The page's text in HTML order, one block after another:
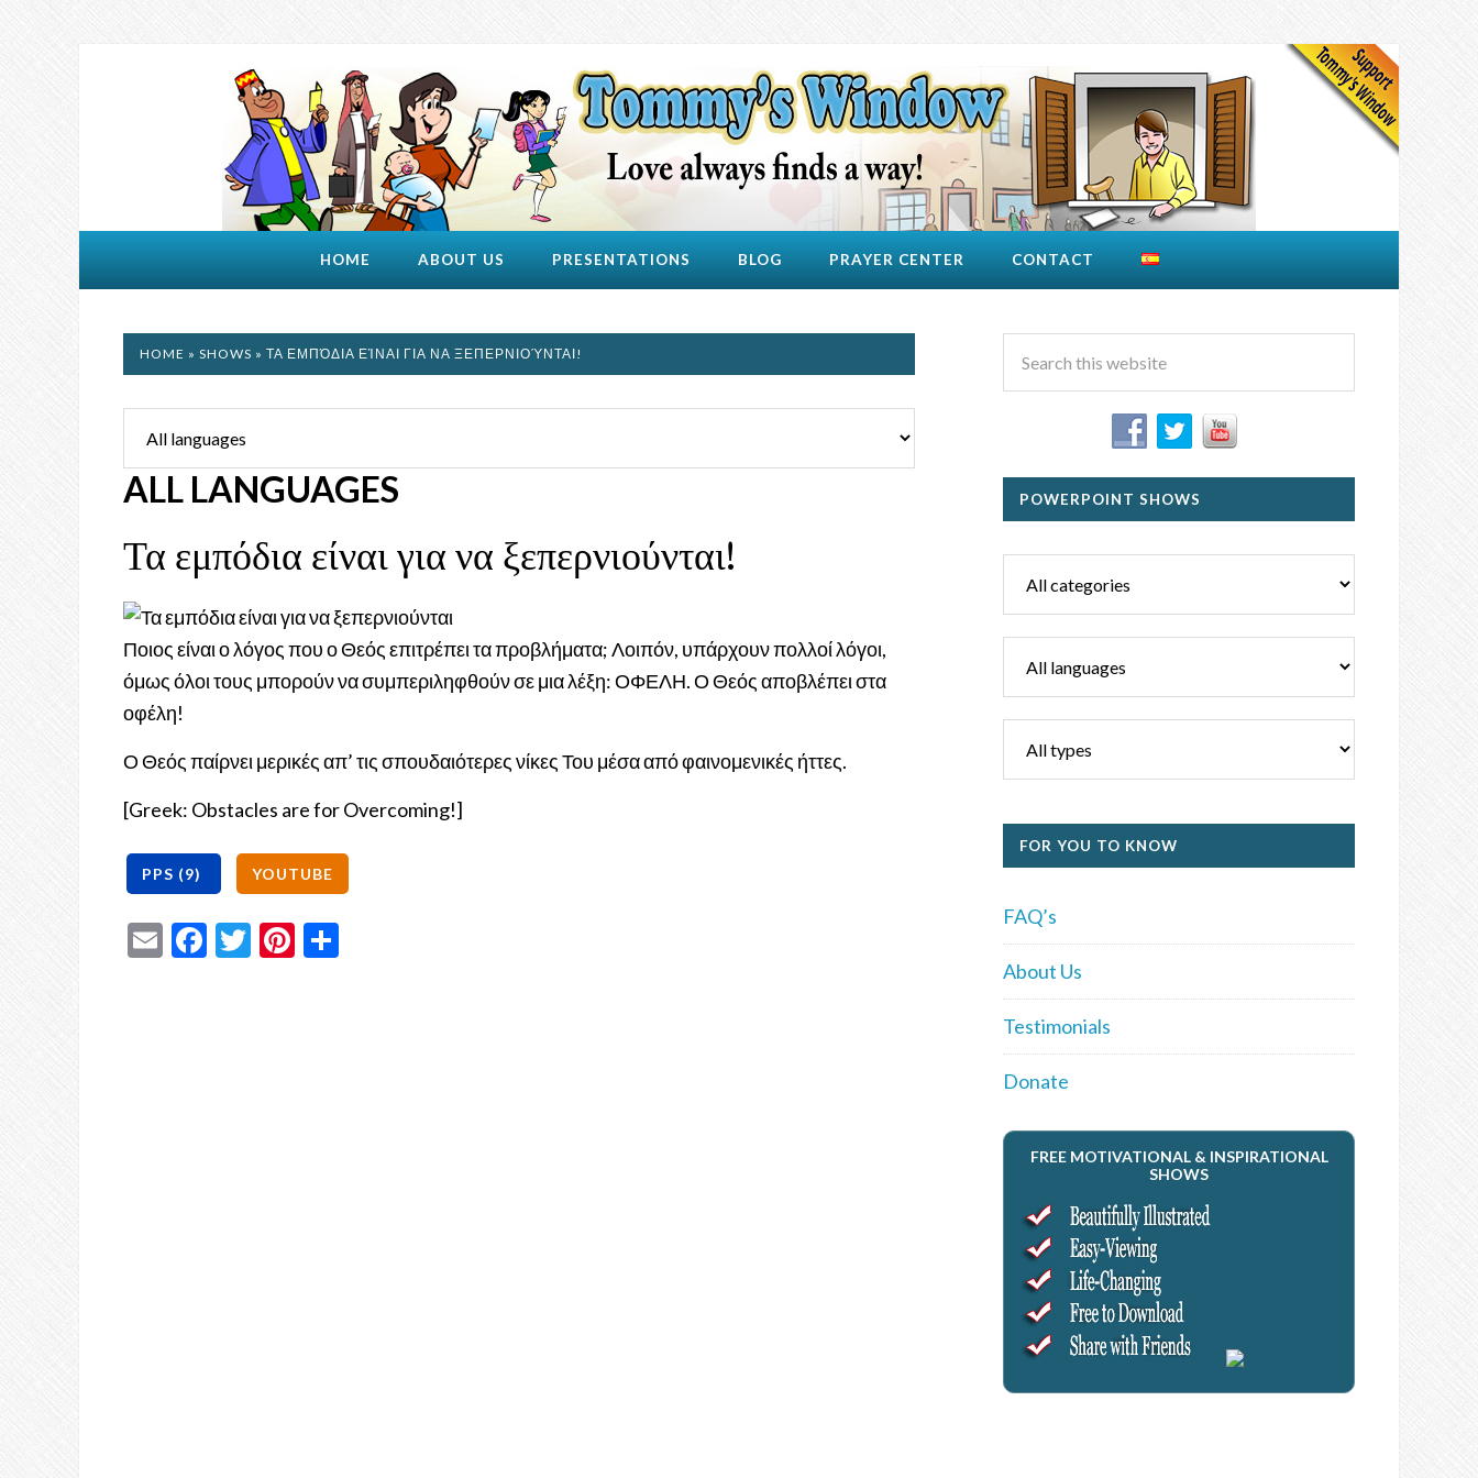
HOME ABOUT US PRESENTATIONS BLOG PRAYER CENTER CONTACT
HOME » SHOWS » ΤΑ ΕΜΠΌΔΙΑ ΕΊΝΑΙ ΓΙΑ ΝΑ ΞΕΠΕΡΝΙΟΎΝΤΑΙ!
ALL LANGUAGES
Τα εμπόδια είναι για να ξεπερνιούνται!
Ποιος είναι ο λόγος που ο Θεός επιτρέπει τα προβλήματα; Λοιπόν, υπάρχουν πολλοί λόγοι,
όμως όλοι τους μπορούν να συμπεριληφθούν σε μια λέξη: ΟΦΕΛΗ. Ο Θεός αποβλέπει στα
οφέλη!
Ο Θεός παίρνει μερικές απ’ τις σπουδαιότερες νίκες Του μέσα από φαινομενικές ήττες.
[Greek: Obstacles are for Overcoming!]
EmailFacebook
TwitterPinterest
POWERPOINT SHOWS
FOR YOU TO KNOW
FAQ’s
About Us
Testimonials
Donate
FREE MOTIVATIONAL & INSPIRATIONAL
SHOWS